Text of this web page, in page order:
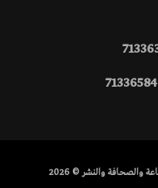
والصحافة والنشر © 2026